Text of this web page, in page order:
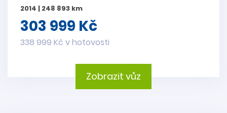
2014 | 248 893 km
303 999 Kč
338 999 Kč v hotovosti
Zobrazit vůz